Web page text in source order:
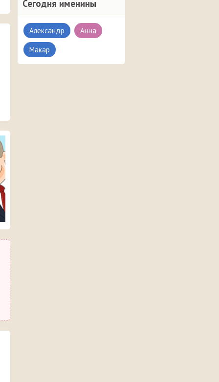
Сегодня именины
Александр Анна
Макар